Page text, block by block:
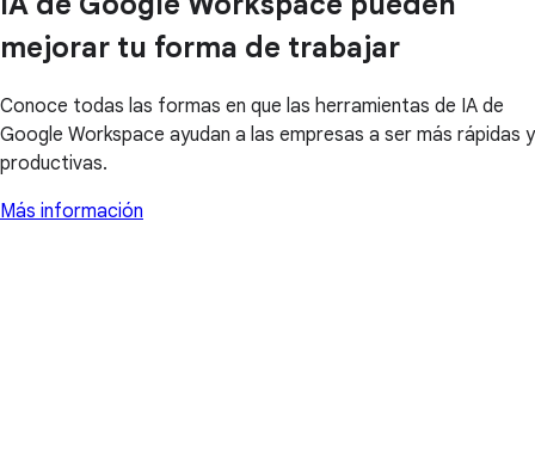
mejorar tu forma de trabajar
Conoce todas las formas en que las herramientas de IA de
Google Workspace ayudan a las empresas a ser más rápidas y
productivas.
Más información